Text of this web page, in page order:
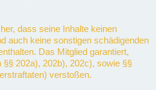
dass seine Inhalte keinen
auch keine sonstigen schädigenden
Das Mitglied garantiert,
202a), 202b), 202c), sowie §§
verstoßen.